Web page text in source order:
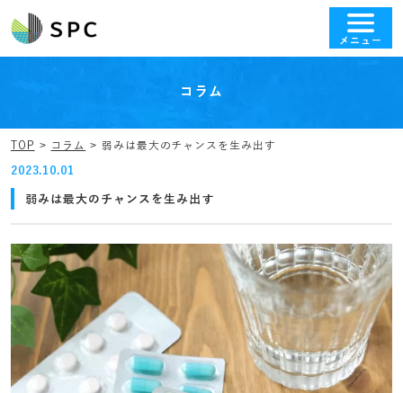
メニュー
コラム
TOP コラム
弱みは最大のチャンスを生み出す
2023.10.01
弱みは最大のチャンスを生み出す